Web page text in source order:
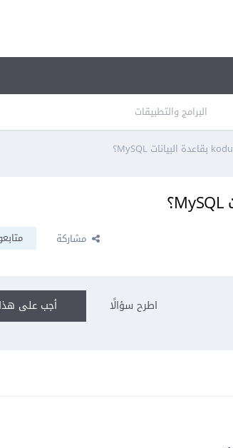
البرامج والتطبيقات
مشاركة
أجب على اطرح سؤالًا